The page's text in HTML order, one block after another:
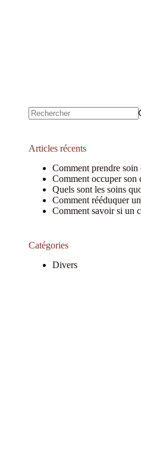
Articles récents
Comment prendre soin
Comment occuper son
Quels sont les soins
Comment rééduquer
Comment savoir si un
Catégories
Divers